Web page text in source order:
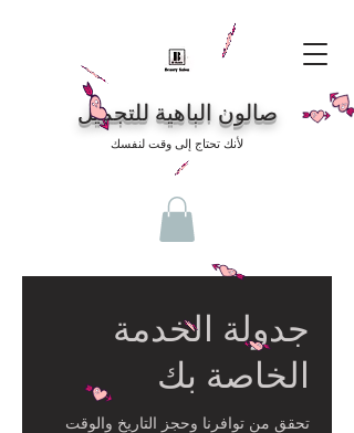
صالون الباهية للتجميل
لأنك تحتاج إلى وقت لنفسك
جدولة الخدمة
الخاصة بك
تحقق من توافرنا وحجز التاريخ والوقت